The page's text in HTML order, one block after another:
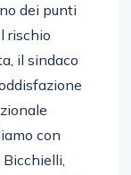
dei punti
rischio
il sindaco
con